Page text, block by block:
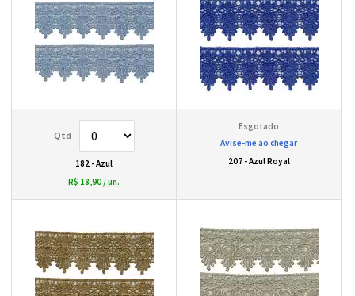
182 - Azul
R$ 18,90 / un.
Avise-me ao chegar
207 - Azul Royal